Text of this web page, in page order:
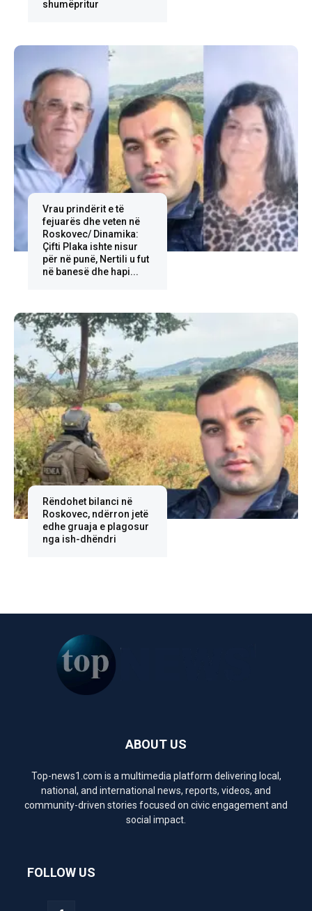
shumëpritur
Vrau prindërit e të
fejuarës dhe veten në
Roskovec/ Dinamika:
Çifti Plaka ishte nisur
për në punë, Nertili u fut
në banesë dhe hapi...
Rëndohet bilanci në
Roskovec, ndërron jetë
edhe gruaja e plagosur
nga ish-dhëndri
ABOUT US
Top-news1.com is a multimedia platform delivering local,
national, and international news, reports, videos, and
community-driven stories focused on civic engagement and
social impact.
FOLLOW US